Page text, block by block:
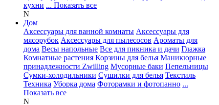
кухни ... Показать все
N
Дом
Аксессуары для ванной комнаты Аксессуары для
мясорубок Аксессуары для пылесосов Ароматы для
дома Весы напольные Все для пикника и дачи Глажка
Комнатные растения Корзины для белья Маникюрные
принадлежности Zwilling Мусорные баки Пепельницы
Сумки-холодильники Сушилки для белья Текстиль
Техника Уборка дома Фоторамки и фотопанно ...
Показать все
N